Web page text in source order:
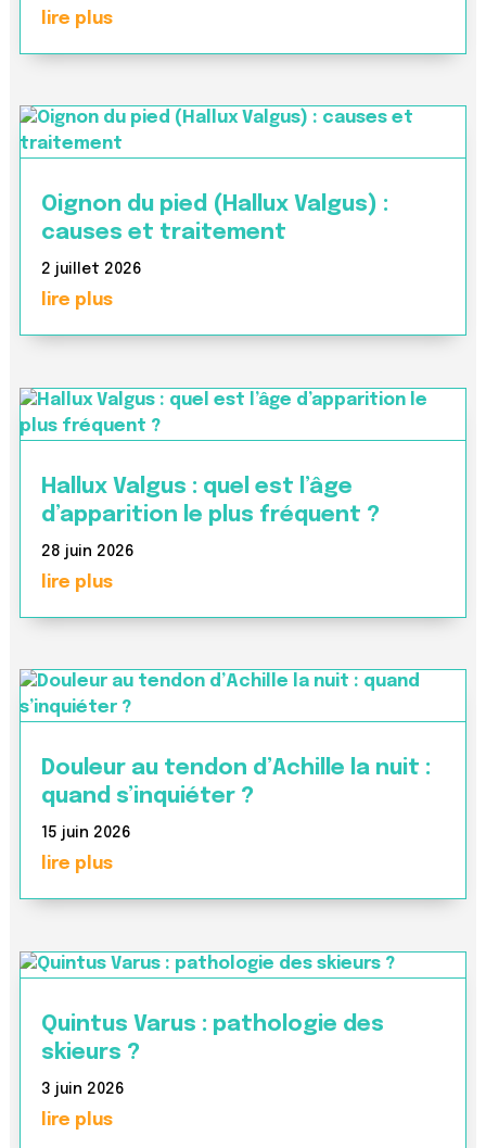
lire plus
Oignon du pied (Hallux Valgus) :
causes et traitement
2 juillet 2026
lire plus
Hallux Valgus : quel est l’âge
d’apparition le plus fréquent ?
28 juin 2026
lire plus
Douleur au tendon d’Achille la nuit :
quand s’inquiéter ?
15 juin 2026
lire plus
Quintus Varus : pathologie des
skieurs ?
3 juin 2026
lire plus